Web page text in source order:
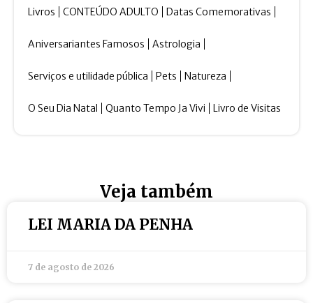
Livros CONTEÚDO ADULTO Datas Comemorativas
Aniversariantes Famosos Astrologia
Serviços e utilidade pública Pets Natureza
O Seu Dia Natal Quanto Tempo Ja Vivi Livro de Visitas
Veja também
LEI MARIA DA PENHA
7 de agosto de 2026